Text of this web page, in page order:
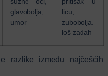
glavobolja,
umor
licu,
zubobolja,
loš zadah
razlike između najčešćih